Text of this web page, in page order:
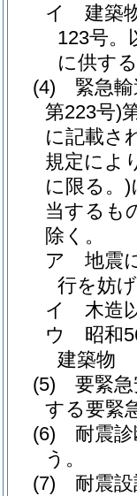
イ
建築
123号。
に供す
(4)
緊急
第223号)
に記載さ
規定によ
に限る。)
当するも
除く。
ア
地震
行を妨
イ
木造
ウ
昭和
建築物
(5)
要緊
する要緊
(6)
耐震
う。
(7)
耐震